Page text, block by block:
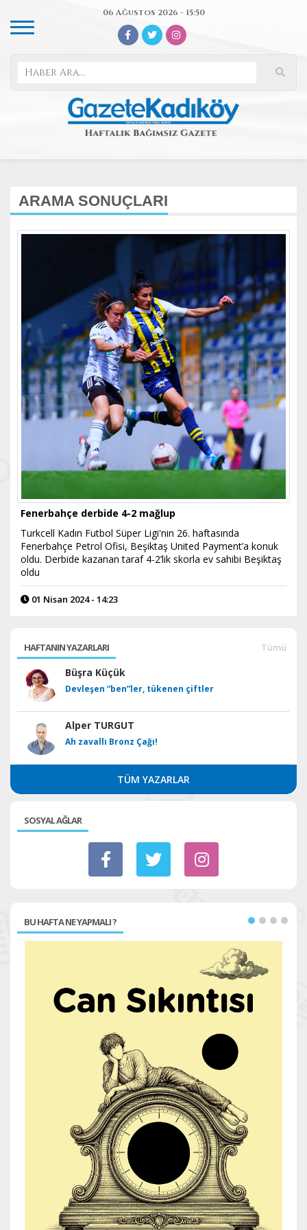
06 Ağustos 2026 - 15:50
ARAMA SONUÇLARI
Fenerbahçe derbide 4-2 mağlup
Turkcell Kadın Futbol Süper Ligi'nin 26. haftasında
Fenerbahçe Petrol Ofisi, Beşiktaş United Payment’a konuk
oldu. Derbide kazanan taraf 4-2’lik skorla ev sahibi Beşiktaş
oldu
01 Nisan 2024 - 14:23
HAFTANIN YAZARLARI Tümü
Büşra Küçük
Devleşen “ben”ler, tükenen çiftler
Alper TURGUT
Ah zavallı Bronz Çağı!
TÜM YAZARLAR
SOSYAL AĞLAR
BU HAFTA NE YAPMALI ?